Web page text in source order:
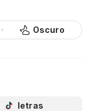
Oscuro
letras